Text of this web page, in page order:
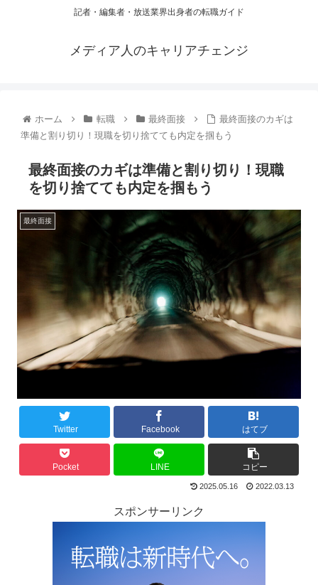
記者・編集者・放送業界出身者の転職ガイド
メディア人のキャリアチェンジ
ホーム 転職 最終面接
最終面接のカギは
準備と割り切り！現職を切り捨てても内定を掴もう
最終面接のカギは準備と割り切り！現職
を切り捨てても内定を掴もう
最終面接
Twitter Facebook はてブ
Pocket LINE コピー
2025.05.16 2022.03.13
スポンサーリンク